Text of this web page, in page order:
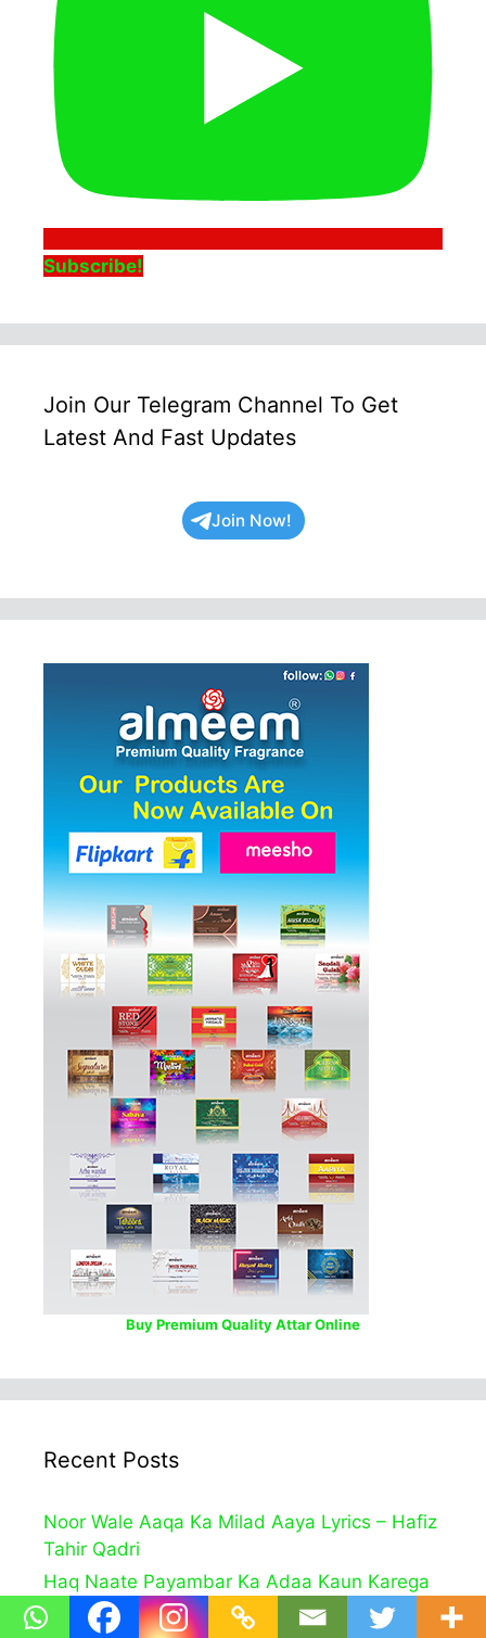
Subscribe!
Join Our Telegram Channel To Get
Latest And Fast Updates
Join Now!
Buy Premium Quality Attar Online
Recent Posts
Noor Wale Aaqa Ka Milad Aaya Lyrics – Hafiz
Tahir Qadri
Haq Naate Payambar Ka Adaa Kaun Karega
Lyrics